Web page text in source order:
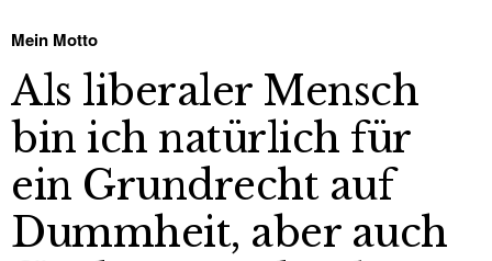
Mein Motto
Als liberaler Mensch
bin ich natürlich für
ein Grundrecht auf
Dummheit, aber auch